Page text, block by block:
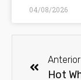
04/08/2026
Anterior